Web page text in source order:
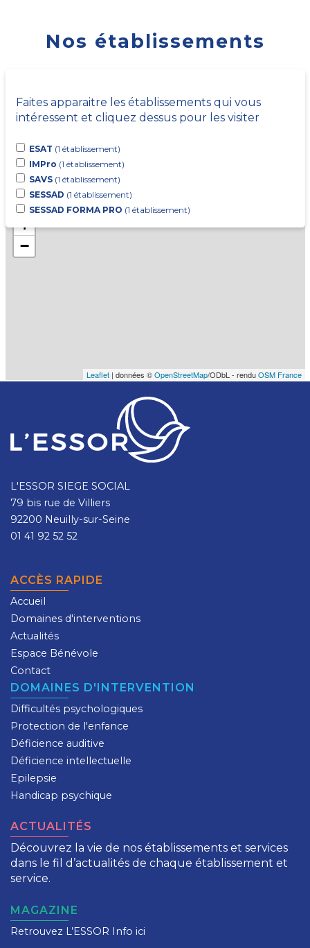
Nos établissements
Faites apparaitre les établissements qui vous
intéressent et cliquez dessus pour les visiter
ESAT (1 établissement)
IMPro (1 établissement)
SAVS(1 établissement)
SESSAD (1 établissement)
SESSAD FORMA PRO (1 établissement)
+
−
Leaflet| données ©OpenStreetMap/ODbL - renduOSM France
L'ESSOR SIEGE SOCIAL
79 bis rue de Villiers
92200 Neuilly-sur-Seine
01 41 92 52 52
ACCÈS RAPIDE
Accueil
Domaines d'interventions
Actualités
Espace Bénévole
Contact
DOMAINES D'INTERVENTION
Difficultés psychologiques
Protection de l'enfance
Déficience auditive
Déficience intellectuelle
Epilepsie
Handicap psychique
ACTUALITÉS
Découvrez la vie de nos établissements et services
dans le fil d’actualités de chaque établissement et
service.
MAGAZINE
Retrouvez L’ESSOR Info ici